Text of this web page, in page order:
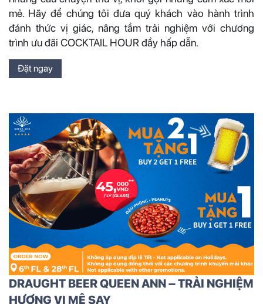
mẻ. Hãy để chúng tôi đưa quý khách vào hành trình
đánh thức vị giác, nâng tầm trải nghiệm với chương
trình ưu đãi COCKTAIL HOUR đầy hấp dẫn.
Đặt ngay
DRAUGHT BEER QUEEN ANN – TRẢI NGHIỆM
HƯƠNG VỊ MÊ SAY